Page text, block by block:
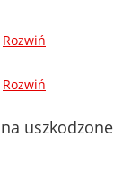
Rozwiń
Rozwiń
uszkodzone